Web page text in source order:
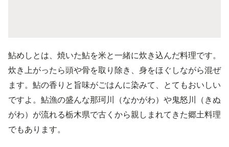
鮎めしとは、焼いた鮎を米と一緒に炊き込んだ料理です。
炊き上がったら頭や骨を取り除き、身をほぐしながら混ぜ
ます。鮎の香りと旨味がごはんに染みて、とてもおいしい
ですよ。鮎漁の盛んな那珂川（なかがわ）や鬼怒川（きぬ
がわ）が流れる栃木県で古くから親しまれてきた郷土料理
でもあります。